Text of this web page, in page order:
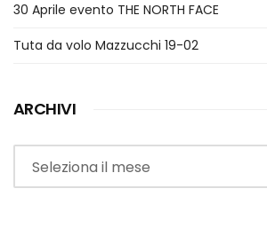
30 Aprile evento THE NORTH FACE
Tuta da volo Mazzucchi 19-02
ARCHIVI
Archivi